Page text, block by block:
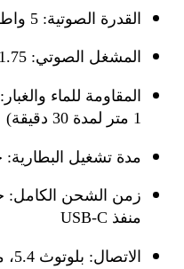
القدرة الصوتية: 5 واط
المشغل الصوتي: 1.75 بوصة، نطاق كامل
المقاومة للماء والغبار:
1 متر لمدة 30 دقيقة)
مدة تشغيل البطارية:
زمن الشحن الكامل:
منفذ USB-C
الاتصال: بلوتوث 5.4، مدى يصل إلى 30 متر